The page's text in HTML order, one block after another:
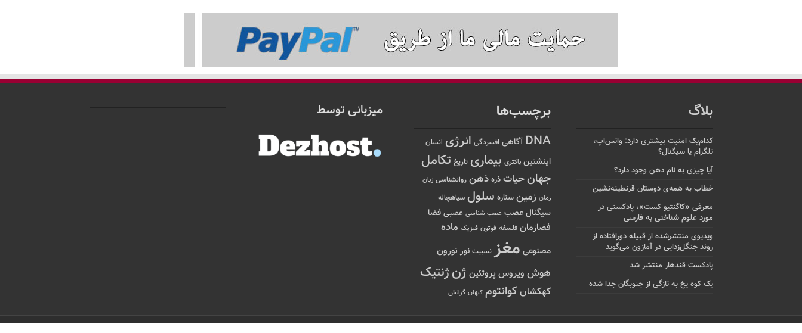
بلاگ
کدام‌یک امنیت بیشتری دارد: واتس‌اپ،
تلگرام یا سیگنال؟
آیا چیزی به نام ذهن وجود دارد؟
خطاب به همه‌ی دوستان قرنطینه‌نشین
معرفی «کاگنتیو کست»، پادکستی در
مورد علوم شناختی به فارسی
ویدیوی منتشرشده از قبیله دورافتاده‌ از
روند جنگل‌زدایی در آمازون می‌گوید
پادکست قندهار منتشر شد
یک کوه یخ به تازگی از جنوبگان جدا شده
برچسب‌ها
DNA آگاهی افسردگی انرژی انسان
اینشتین باکتری بیماری تاریخ تکامل
جهانحیات ذره ذهن روانشناسی زبان
زمان زمین ستاره سلول سیاهچاله
سیگنالعصب عصب شناسی عصبی فضا
فضازمان فلسفه فوتون فیزیک ماده
مصنوعی مغز نسبیت نور نورون
هوش ویروس پروتئین ژنژنتیک
کهکشانکوانتوم کیهان گرانش
میزبانی توسط